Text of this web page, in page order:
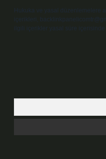
Hukuka ve yasal düzenlemelere
içerikleri,
ilgili içerikler yasal süre içerisinde